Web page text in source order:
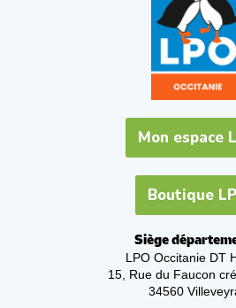
Mon espace
Boutique
Siège
LPO Occitanie DT
15, Rue du Faucon
34560